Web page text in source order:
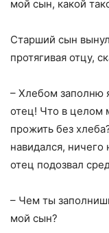
мой сын, какой
Старший сын
протягивая отцу,
– Хлебом заполню
отец! Что в целом
прожить без
навидался,
отец подозвал
– Чем ты
мой сын?